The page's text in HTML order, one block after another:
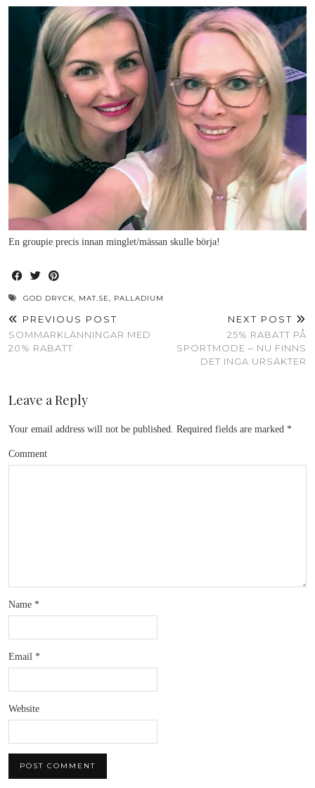
En groupie precis innan minglet/mässan skulle börja!
GOD DRYCK, MAT.SE, PALLADIUM
PREVIOUS POST
SOMMARKLÄNNINGAR MED
20% RABATT
NEXT POST
25% RABATT PÅ
SPORTMODE – NU FINNS
DET INGA URSÄKTER
Leave a Reply
Your email address will not be published. Required fields are marked *
Comment
Name *
Email *
Website